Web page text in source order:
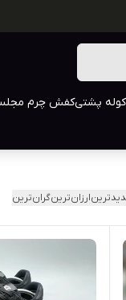
کوله پشتیکفش چرم
ارزان‌ترینگران‌ترین